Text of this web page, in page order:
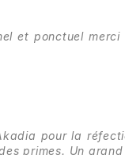
et ponctuel
pour la
primes. Un